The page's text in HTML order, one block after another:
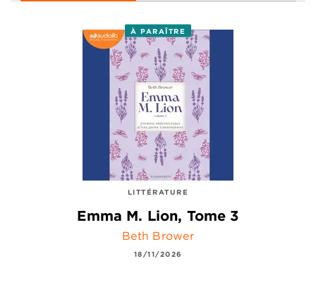
À PARAÎTRE
LITTÉRATURE
Emma M. Lion, Tome 3
Beth Brower
18/11/2026